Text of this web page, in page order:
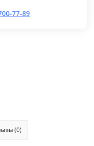
77-89
(0)